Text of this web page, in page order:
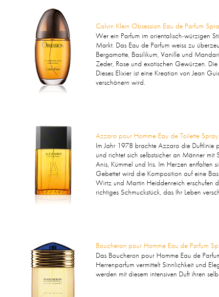
Calvin Klein Obsession Eau de Parfum
Wer ein Parfum im orientalisch-würzigen
Markt. Das Eau de Parfum weiss zu
Bergamotte, Basilikum, Vanille und
Zeder, Rose und exotischen Gewürzen.
Dieses Elixier ist eine Kreation von Jean
verschönern wird.
Azzaro pour Homme Eau de Toilette Spray
Im Jahr 1978 brachte Azzaro die Duftlinie
und richtet sich selbstsicher an Männer mit
Anis, Kümmel und Iris. Im Herzen
Gebettet wird die Komposition auf eine
Wirtz und Martin Heiddenreich erschufen
richtiges Schmuckstück, das Ihr Leben
Boucheron pour Homme Eau de Parfum
Das Boucheron pour Homme Eau de
Herrenparfum vermittelt Sinnlichkeit und
werden mit diesem intensiven Duft ihren